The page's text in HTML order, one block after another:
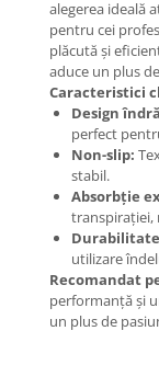
alegerea ideală
pentru cei
plăcută și
aduce un plus
Caracteristici
Design
perfect
Non-slip:
stabil.
Absorbție
transpirației,
utilizare
Recomandat
performanță și
un plus de